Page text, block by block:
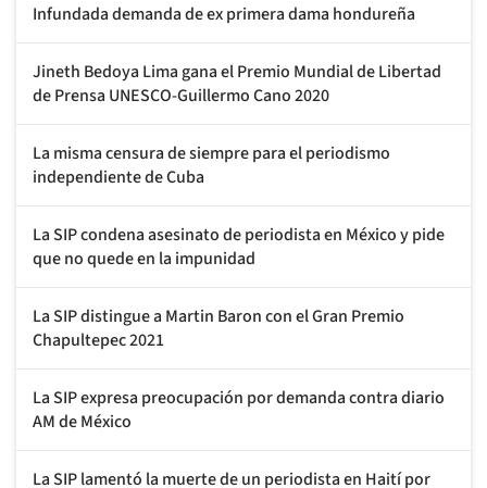
Infundada demanda de ex primera dama hondureña
Jineth Bedoya Lima gana el Premio Mundial de Libertad
de Prensa UNESCO-Guillermo Cano 2020
La misma censura de siempre para el periodismo
independiente de Cuba
La SIP condena asesinato de periodista en México y pide
que no quede en la impunidad
La SIP distingue a Martin Baron con el Gran Premio
Chapultepec 2021
La SIP expresa preocupación por demanda contra diario
AM de México
La SIP lamentó la muerte de un periodista en Haití por